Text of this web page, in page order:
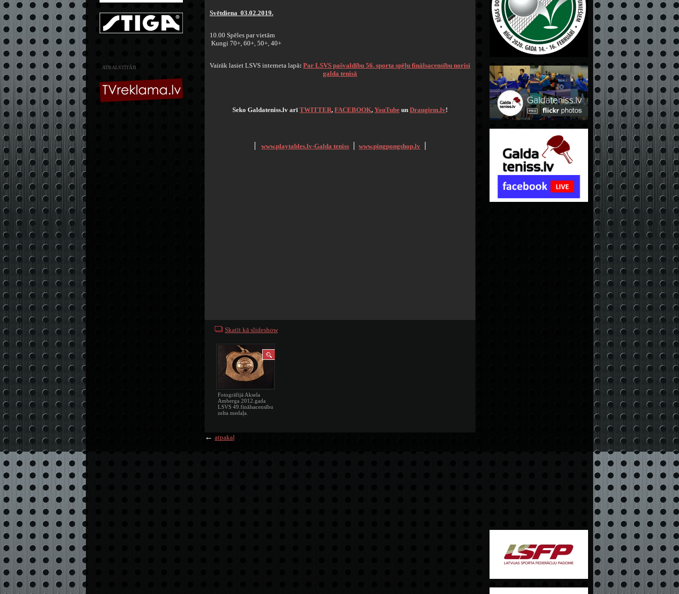
ATBALSTĪTĀJI
Svētdiena 03.02.2019.
10.00 Spēles par vietām
Kungi 70+, 60+, 50+, 40+
Vairāk lasiet LSVS interneta lapā: Par LSVS pašvaldību 56. sporta spēļu finālsacensību norisi
galda tenisā
Seko Galdateniss.lv arī TWITTER, FACEBOOK, YouTube un Draugiem.lv!
www.playtables.lv-Galda teniss www.pingpongshop.lv
Skatīt kā slideshow
Fotogrāfijā Aksela
Amberga 2012.gada
LSVS 49.finālsacensību
zelta medaļa.
← atpakaļ